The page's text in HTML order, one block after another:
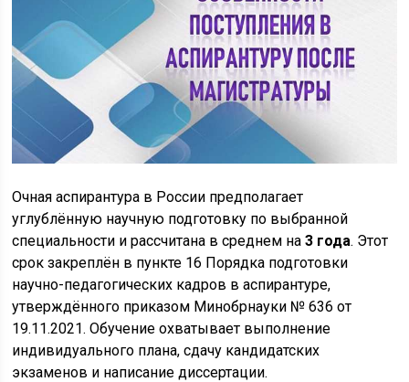
Очная аспирантура в России предполагает
углублённую научную подготовку по выбранной
специальности и рассчитана в среднем на3 года. Этот
срок закреплён в пункте 16 Порядка подготовки
научно-педагогических кадров в аспирантуре,
утверждённого приказом Минобрнауки № 636 от
19.11.2021. Обучение охватывает выполнение
индивидуального плана, сдачу кандидатских
экзаменов и написание диссертации.